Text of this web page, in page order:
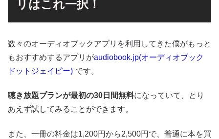
リはこれ一択！
数々のオーディオブックアプリを利用してきた僕がもっと
もおすすめするアプリがaudiobook.jp(オーディオブック
ドットジェイピー) です。
聴き放題プランが最初の30日間無料になっていて、とり
あえず試してみることができます。
また、一冊の料金は1,200円から2,500円で、普通に本を買